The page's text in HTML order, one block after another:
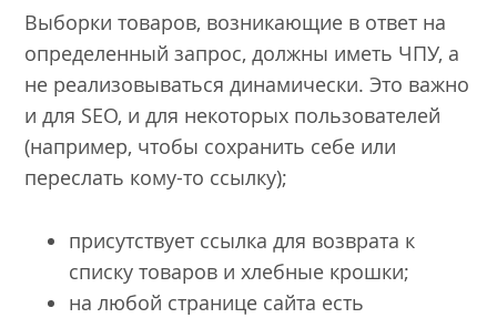
Выборки товаров, возникающие в ответ на
определенный запрос, должны иметь ЧПУ, а
не реализовываться динамически. Это важно
и для SEO, и для некоторых пользователей
(например, чтобы сохранить себе или
переслать кому-то ссылку);
присутствует ссылка для возврата к
списку товаров и хлебные крошки;
на любой странице сайта есть